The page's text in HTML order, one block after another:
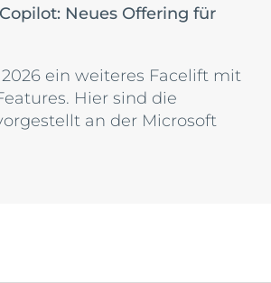
Neues Offering für
ein weiteres Facelift mit
Hier sind die
an der Microsoft